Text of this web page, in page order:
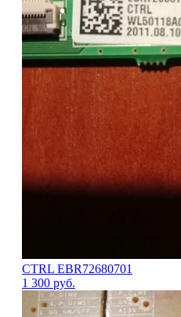
CTRL EBR72680701
1 300 руб.